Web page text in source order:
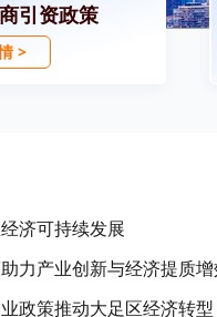
引资政策
>
济可持续发展
力产业创新与经济提质
政策推动大足区经济转